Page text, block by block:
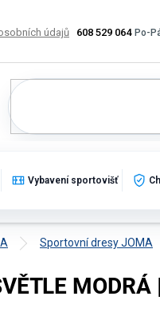
608 529 064
údajů Výměna,
Vybavení sportovišť
Sportovní dresy JOMA
MODRÁ